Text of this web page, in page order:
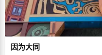
因为大同